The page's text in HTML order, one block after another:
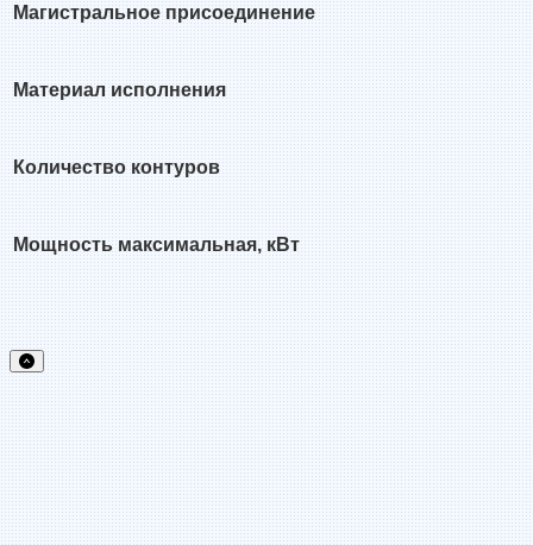
Магистральное присоединение
Материал исполнения
Количество контуров
Мощность максимальная, кВт